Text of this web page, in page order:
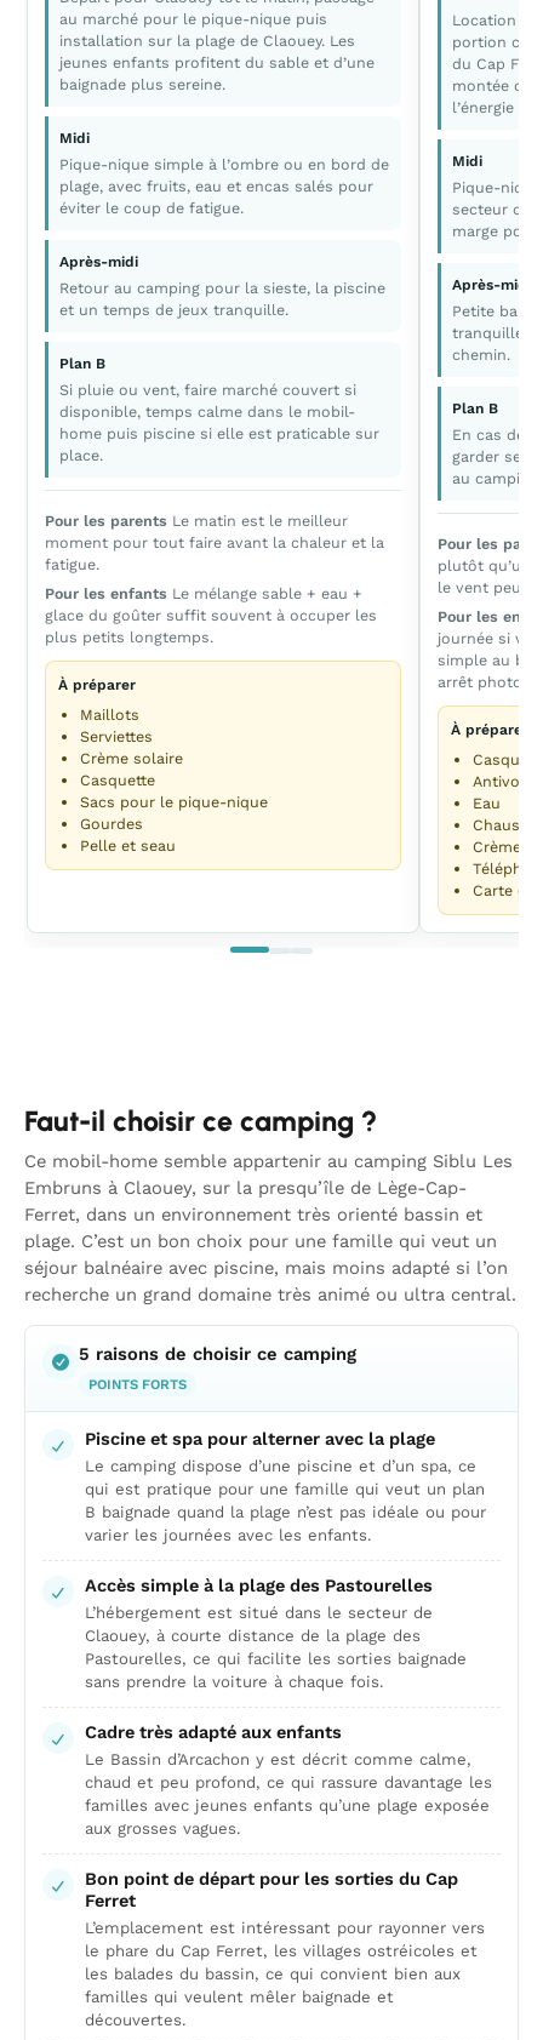
au marché pour le pique-nique puis
installation sur la plage de Claouey. Les
jeunes enfants profitent du sable et d’une
baignade plus sereine.
Midi
Pique-nique simple à l’ombre ou en bord de
plage, avec fruits, eau et encas salés pour
éviter le coup de fatigue.
Après-midi
Retour au camping pour la sieste, la piscine
et un temps de jeux tranquille.
Plan B
Si pluie ou vent, faire marché couvert si
disponible, temps calme dans le mobil-
home puis piscine si elle est praticable sur
place.
Pour les parents Le matin est le meilleur
moment pour tout faire avant la chaleur et la
fatigue.
Pour les enfants Le mélange sable + eau +
glace du goûter suffit souvent à occuper les
plus petits longtemps.
À préparer
Maillots
Serviettes
Crème solaire
Casquette
Sacs pour le pique-nique
Gourdes
Pelle et seau
Location
portion
du Cap
montée ou
l’énergie
Midi
Pique-
secteur du
marge
Après-midi
Petite
tranquille
chemin.
Plan B
En cas de
garder
au camping.
Pour les
plutôt
le vent peut
Pour les
journée si
simple au
arrêt photo.
À préparer
Casques
Antivols
Eau
Crème
Carte ou
Faut-il choisir ce camping ?
Ce mobil-home semble appartenir au camping Siblu Les
Embruns à Claouey, sur la presqu’île de Lège-Cap-
Ferret, dans un environnement très orienté bassin et
plage. C’est un bon choix pour une famille qui veut un
séjour balnéaire avec piscine, mais moins adapté si l’on
recherche un grand domaine très animé ou ultra central.
5 raisons de choisir ce camping
POINTS FORTS
Piscine et spa pour alterner avec la plage
Le camping dispose d’une piscine et d’un spa, ce
qui est pratique pour une famille qui veut un plan
B baignade quand la plage n’est pas idéale ou pour
varier les journées avec les enfants.
Accès simple à la plage des Pastourelles
L’hébergement est situé dans le secteur de
Claouey, à courte distance de la plage des
Pastourelles, ce qui facilite les sorties baignade
sans prendre la voiture à chaque fois.
Cadre très adapté aux enfants
Le Bassin d’Arcachon y est décrit comme calme,
chaud et peu profond, ce qui rassure davantage les
familles avec jeunes enfants qu’une plage exposée
aux grosses vagues.
Bon point de départ pour les sorties du Cap
Ferret
L’emplacement est intéressant pour rayonner vers
le phare du Cap Ferret, les villages ostréicoles et
les balades du bassin, ce qui convient bien aux
familles qui veulent mêler baignade et
découvertes.